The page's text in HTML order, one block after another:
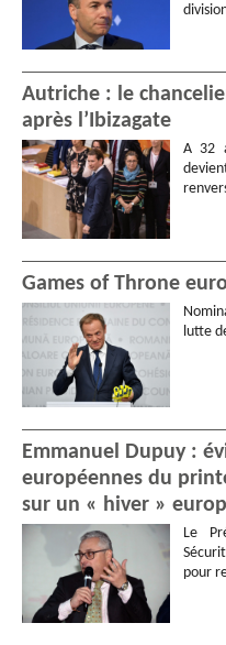
Autriche : le
après l’Ibizagate
A 32
Games of Throne
lutte
Emmanuel Dupuy :
européennes du
sur un « hiver »
Le
pour